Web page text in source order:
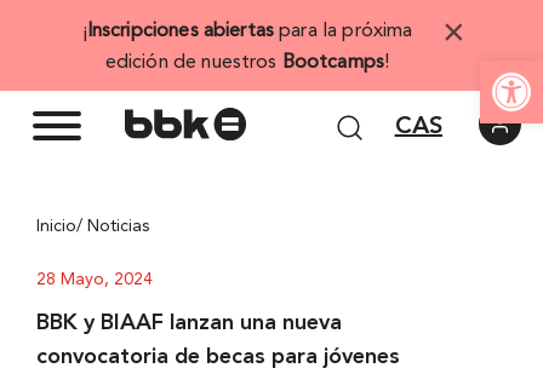
Abrir
¡ Inscripciones abiertas para la próxima
edición de nuestros Bootcamps!
×
CAS
Inicio/ Noticias
28 Mayo, 2024
BBK y BIAAF lanzan una nueva
convocatoria de becas para jóvenes